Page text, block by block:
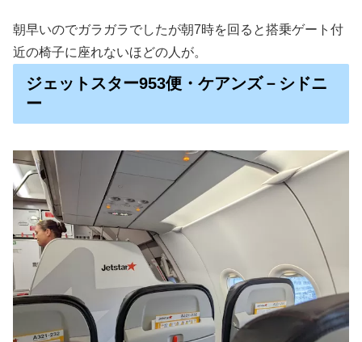
朝早いのでガラガラでしたが朝7時を回ると搭乗ゲート付
近の椅子に座れないほどの人が。
ジェットスター953便・ケアンズ－シドニ
ー